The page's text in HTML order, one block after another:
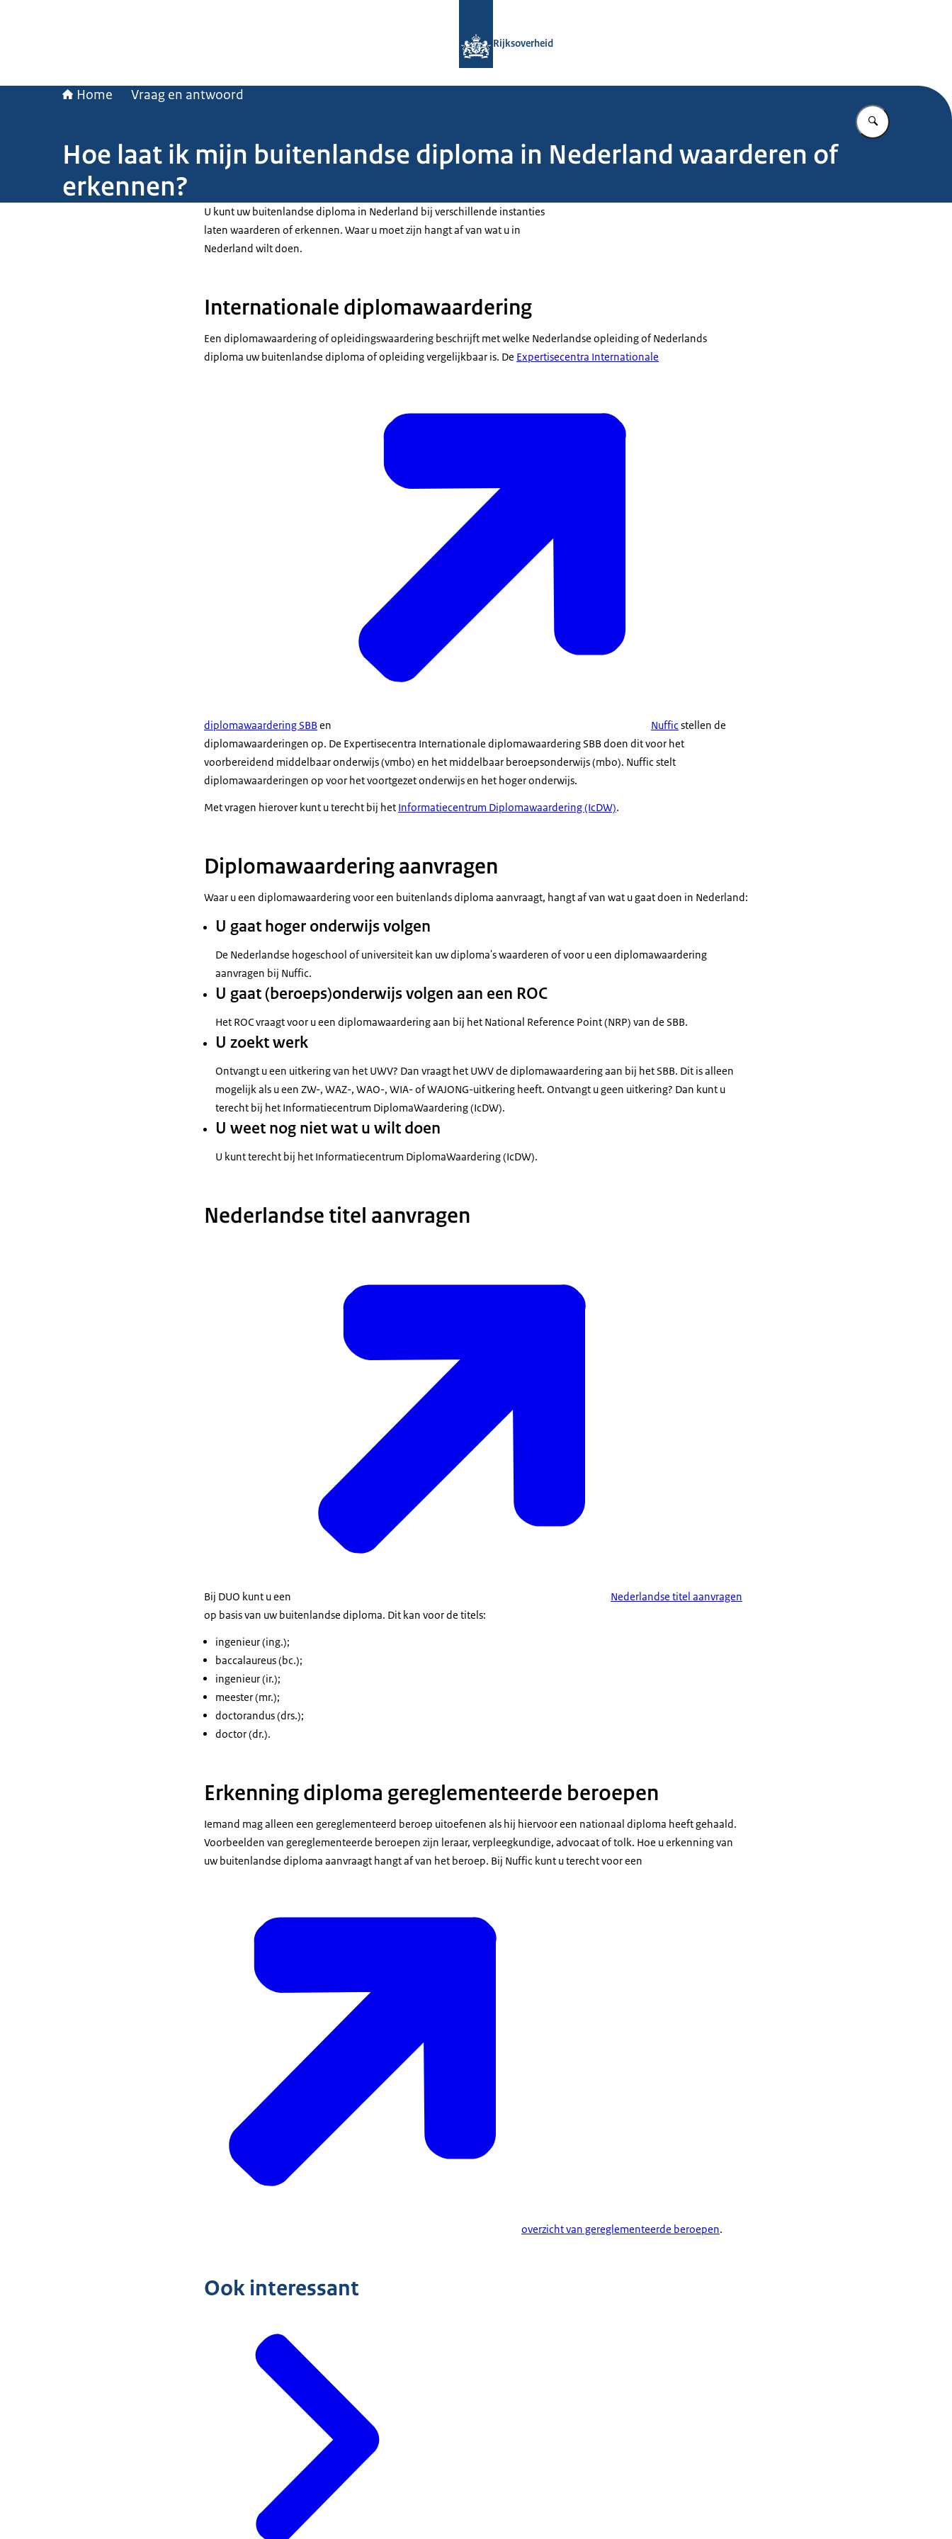
Rijksoverheid
Home Vraag en antwoord
Vul in wat u
Hoe laat ik mijn buitenlandse diploma in Nederland waarderen of
erkennen?
U kunt uw buitenlandse diploma in Nederland bij verschillende instanties
laten waarderen of erkennen. Waar u moet zijn hangt af van wat u in
Nederland wilt doen.
Internationale diplomawaardering
Een diplomawaardering of opleidingswaardering beschrijft met welke Nederlandse opleiding of Nederlands
diploma uw buitenlandse diploma of opleiding vergelijkbaar is. De Expertisecentra Internationale
diplomawaardering SBBen Nuffic stellen de
diplomawaarderingen op. De Expertisecentra Internationale diplomawaardering SBB doen dit voor het
voorbereidend middelbaar onderwijs (vmbo) en het middelbaar beroepsonderwijs (mbo). Nuffic stelt
diplomawaarderingen op voor het voortgezet onderwijs en het hoger onderwijs.
Met vragen hierover kunt u terecht bij het Informatiecentrum Diplomawaardering (IcDW).
Diplomawaardering aanvragen
Waar u een diplomawaardering voor een buitenlands diploma aanvraagt, hangt af van wat u gaat doen in Nederland:
U gaat hoger onderwijs volgen
De Nederlandse hogeschool of universiteit kan uw diploma's waarderen of voor u een diplomawaardering
aanvragen bij Nuffic.
U gaat (beroeps)onderwijs volgen aan een ROC
Het ROC vraagt voor u een diplomawaardering aan bij het National Reference Point (NRP) van de SBB.
U zoekt werk
Ontvangt u een uitkering van het UWV? Dan vraagt het UWV de diplomawaardering aan bij het SBB. Dit is alleen
mogelijk als u een ZW-, WAZ-, WAO-, WIA- of WAJONG-uitkering heeft. Ontvangt u geen uitkering? Dan kunt u
terecht bij het Informatiecentrum DiplomaWaardering (IcDW).
U weet nog niet wat u wilt doen
U kunt terecht bij het Informatiecentrum DiplomaWaardering (IcDW).
Nederlandse titel aanvragen
Bij DUO kunt u een
Nederlandse titel aanvragen
op basis van uw buitenlandse diploma. Dit kan voor de titels:
ingenieur (ing.);
baccalaureus (bc.);
ingenieur (ir.);
meester (mr.);
doctorandus (drs.);
doctor (dr.).
Erkenning diploma gereglementeerde beroepen
Iemand mag alleen een gereglementeerd beroep uitoefenen als hij hiervoor een nationaal diploma heeft gehaald.
Voorbeelden van gereglementeerde beroepen zijn leraar, verpleegkundige, advocaat of tolk. Hoe u erkenning van
uw buitenlandse diploma aanvraagt hangt af van het beroep. Bij Nuffic kunt u terecht voor een
overzicht van gereglementeerde beroepen.
Ook interessant